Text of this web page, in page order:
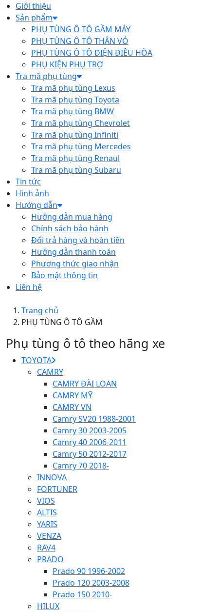
Giới thiệu
Sản phẩm
PHỤ TÙNG Ô TÔ GẦM MÁY
PHỤ TÙNG Ô TÔ THÂN VỎ
PHỤ TÙNG Ô TÔ ĐIỆN ĐIỀU HÒA
PHỤ KIỆN PHỤ TRỢ
Tra mã phụ tùng
Tra mã phụ tùng Lexus
Tra mã phụ tùng Toyota
Tra mã phụ tùng BMW
Tra mã phụ tùng Chevrolet
Tra mã phụ tùng Infiniti
Tra mã phụ tùng Mercedes
Tra mã phụ tùng Renaul
Tra mã phụ tùng Subaru
Tin tức
Hình ảnh
Hướng dẫn
Hướng dẫn mua hàng
Chính sách bảo hành
Đổi trả hàng và hoàn tiền
Hướng dẫn thanh toán
Phương thức giao nhận
Bảo mật thông tin
Liên hệ
Trang chủ
PHỤ TÙNG Ô TÔ GẦM
Phụ tùng ô tô theo hãng xe
TOYOTA
CAMRY
CAMRY ĐÀI LOAN
CAMRY MỸ
CAMRY VN
Camry SV20 1988-2001
Camry 30 2003-2005
Camry 40 2006-2011
Camry 50 2012-2017
Camry 70 2018-
INNOVA
FORTUNER
VIOS
ALTIS
YARIS
VENZA
RAV4
PRADO
Prado 90 1996-2002
Prado 120 2003-2008
Prado 150 2010-
HILUX